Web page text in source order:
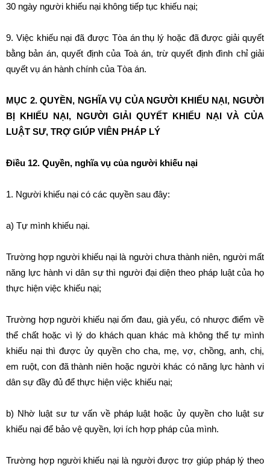
30 ngày người khiếu nại không tiếp tục khiếu nại;
9. Việc khiếu nại đã được Tòa án thụ lý hoặc đã được giải quyết
bằng bản án, quyết định của Toà án, trừ quyết định đình chỉ giải
quyết vụ án hành chính của Tòa án.
MỤC 2. QUYỀN, NGHĨA VỤ CỦA NGƯỜI KHIẾU NẠI, NGƯỜI
BỊ KHIẾU NẠI, NGƯỜI GIẢI QUYẾT KHIẾU NẠI VÀ CỦA
LUẬT SƯ, TRỢ GIÚP VIÊN PHÁP LÝ
Điều 12. Quyền, nghĩa vụ của người khiếu nại
1. Người khiếu nại có các quyền sau đây:
a) Tự mình khiếu nại.
Trường hợp người khiếu nại là người chưa thành niên, người mất
năng lực hành vi dân sự thì người đại diện theo pháp luật của họ
thực hiện việc khiếu nại;
Trường hợp người khiếu nại ốm đau, già yếu, có nhược điểm về
thể chất hoặc vì lý do khách quan khác mà không thể tự mình
khiếu nại thì được ủy quyền cho cha, mẹ, vợ, chồng, anh, chị,
em ruột, con đã thành niên hoặc người khác có năng lực hành vi
dân sự đầy đủ để thực hiện việc khiếu nại;
b) Nhờ luật sư tư vấn về pháp luật hoặc ủy quyền cho luật sư
khiếu nại để bảo vệ quyền, lợi ích hợp pháp của mình.
Trường hợp người khiếu nại là người được trợ giúp pháp lý theo